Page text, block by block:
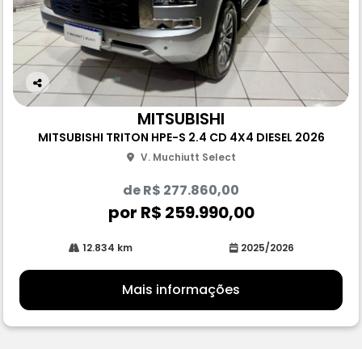
Co
rtil
MITSUBISHI
MITSUBISHI TRITON HPE-S 2.4 CD 4X4 DIESEL 2026
V. Muchiutt Select
de R$ 277.860,00
por R$ 259.990,00
12.834 km 2025/2026
Mais informações